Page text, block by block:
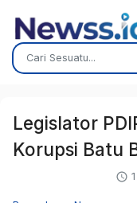
Legislator
Korupsi Batu